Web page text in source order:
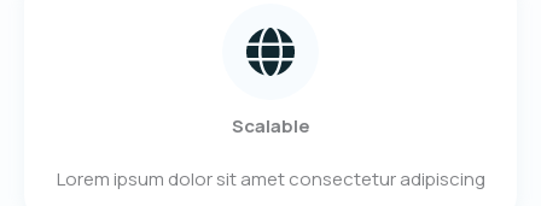
Scalable
Lorem ipsum dolor sit amet consectetur adipiscing